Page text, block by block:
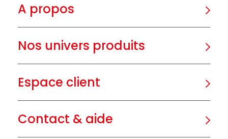
A propos
Nos univers produits
Espace client
Contact & aide